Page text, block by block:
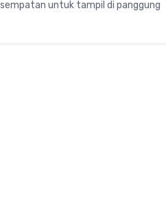
untuk tampil di panggung